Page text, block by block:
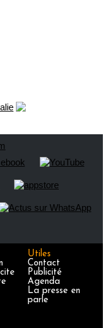
Utiles
Contact
Publicité
Agenda
La presse en
parle